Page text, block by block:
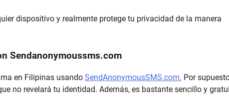
dispositivo y realmente protege tu privacidad de la manera
Sendanonymoussms.com
en Filipinas usando SendAnonymousSMS.com. Por
no revelará tu identidad. Además, es bastante sencillo y